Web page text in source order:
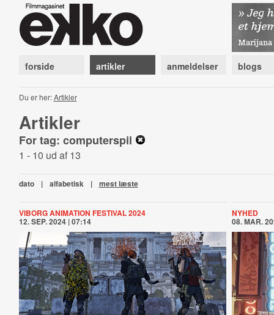
forside artikler anmeldelser blogs
Du er her:Artikler
Artikler
For tag: computerspil
1 - 10 ud af 13
dato | alfabetisk | mest læste
VIBORG ANIMATION FESTIVAL 2024
12. SEP. 2024 | 07:14
NYHED
08. MAR.